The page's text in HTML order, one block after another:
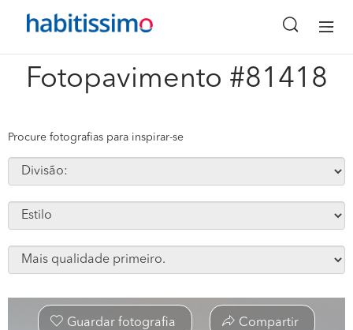
Fotopavimento #81418
x
Procure fotografias para inspirar-se
Guardar fotografia Compartir